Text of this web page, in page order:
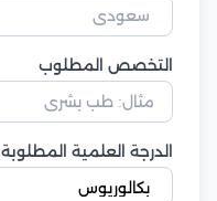
التخصص المطلوب
الدرجة العلمية المطلوبة